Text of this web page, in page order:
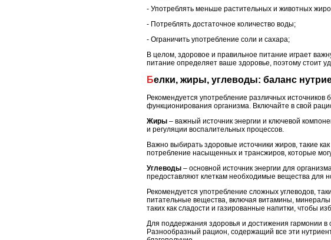
- Употреблять меньше растительных и животных
- Потреблять достаточное количество воды;
- Ограничить употребление соли и сахара;
В целом, здоровое и правильное питание играет
питание определяет ваше здоровье, поэтому стоит
Белки, жиры, углеводы: баланс
Рекомендуется употребление различных
функционирования организма. Включайте в свой
Жиры – важный источник энергии и ключевой
и регуляции воспалительных процессов.
Важно выбирать здоровые источники жиров, такие
потребление насыщенных и трансжиров, которые
Углеводы – основной источник энергии для
предоставляют клеткам необходимые вещества для
Рекомендуется употребление сложных углеводов,
питательные вещества, включая витамины, минералы
таких как сладости и газированные напитки, чтобы
Для поддержания здоровья и достижения гармонии в
Разнообразный рацион, содержащий все эти